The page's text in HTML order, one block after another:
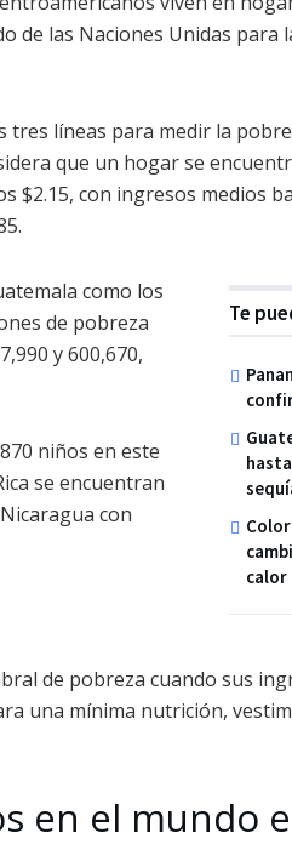
de las Naciones Unidas para
tres líneas para medir la
que un hogar se
$2.15, con ingresos medios
Te
calor
como los
de pobreza
y 600,670,
niños en este
se encuentran
con
de pobreza cuando sus
una mínima nutrición,
en el mundo